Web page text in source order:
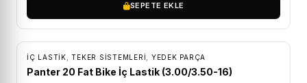
SEPETE EKLE
İÇ LASTIK ,TEKER SISTEMLERI YEDEK PARÇA
Panter 20 Fat Bike İç Lastik (3.00/3.50-16)